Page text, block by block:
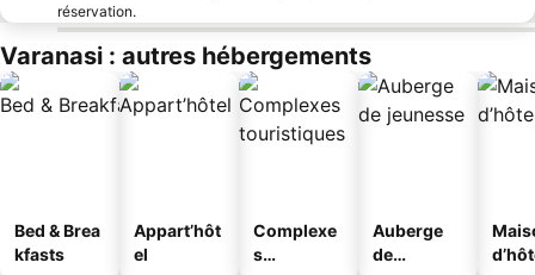
réservation.
Varanasi : autres hébergements
Bed & Brea
kfasts
Appart’hôt
el
Complexe
s
Auberge
de